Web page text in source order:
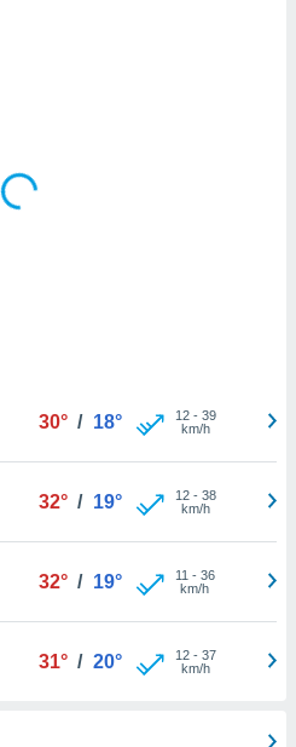
30° / 18° 12- 39
km/h
32° / 19° 12- 38
km/h
32° / 19° 11 - 36
km/h
31° / 20° 12- 37
km/h